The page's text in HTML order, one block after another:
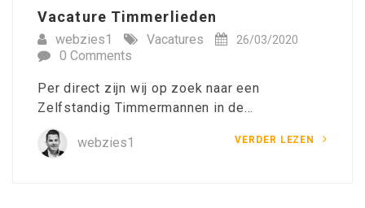
Vacature Timmerlieden
webzies1 Vacatures 26/03/2020
0 Comments
Per direct zijn wij op zoek naar een
Zelfstandig Timmermannen in de…
webzies1 VERDER LEZEN